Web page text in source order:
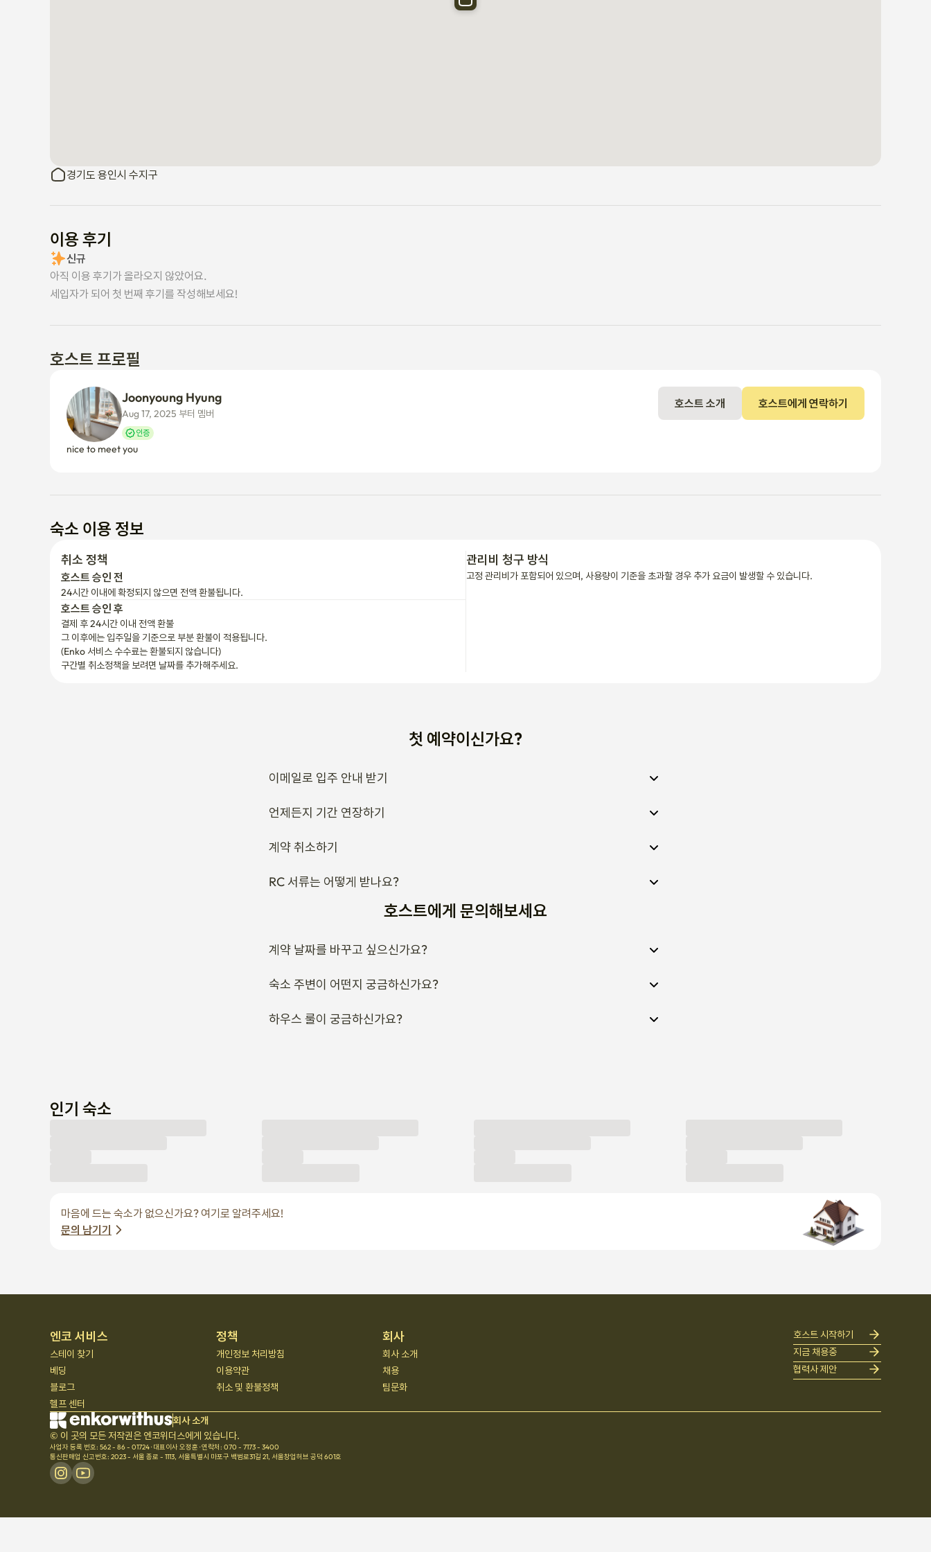
경기도 용인시 수지구
이용 후기
신규
아직 이용 후기가 올라오지 않았어요.
세입자가 되어 첫 번째 후기를 작성해보세요!
호스트 프로필
Joonyoung Hyung
Aug 17, 2025 부터 멤버
인증
호스트 소개 호스트에게 연락하기
nice to meet you
숙소 이용 정보
취소 정책
호스트 승인 전
24시간 이내에 확정되지 않으면 전액 환불됩니다.
호스트 승인 후
결제 후 24시간 이내 전액 환불
그 이후에는 입주일을 기준으로 부분 환불이 적용됩니다.
(Enko 서비스 수수료는 환불되지 않습니다)
구간별 취소정책을 보려면 날짜를 추가해주세요.
관리비 청구 방식
고정 관리비가 포함되어 있으며, 사용량이 기준을 초과할 경우 추가 요금이 발생할 수 있습니다.
첫 예약이신가요?
이메일로 입주 안내 받기
언제든지 기간 연장하기
계약 취소하기
RC 서류는 어떻게 받나요?
호스트에게 문의해보세요
계약 날짜를 바꾸고 싶으신가요?
숙소 주변이 어떤지 궁금하신가요?
하우스 룰이 궁금하신가요?
인기 숙소
마음에 드는 숙소가 없으신가요? 여기로 알려주세요!
문의 남기기
엔코 서비스
스테이 찾기
베딩
블로그
헬프 센터
정책
개인정보 처리방침
이용약관
취소 및 환불정책
회사
회사 소개
채용
팀문화
호스트 시작하기
지금 채용중
협력사 제안
회사 소개
© 이 곳의 모든 저작권은 엔코위더스에게 있습니다.
사업자 등록 번호: 562 - 86 - 01724·대표이사 오정훈 ·연락처: 070 - 7173 - 3400
통신판매업 신고번호: 2023 - 서울 종로 - 1113, 서울특별시 마포구 백범로31길 21, 서울창업허브 공덕 601호